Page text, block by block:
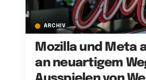
ARCHIV
Mozilla und Meta
an neuartigem